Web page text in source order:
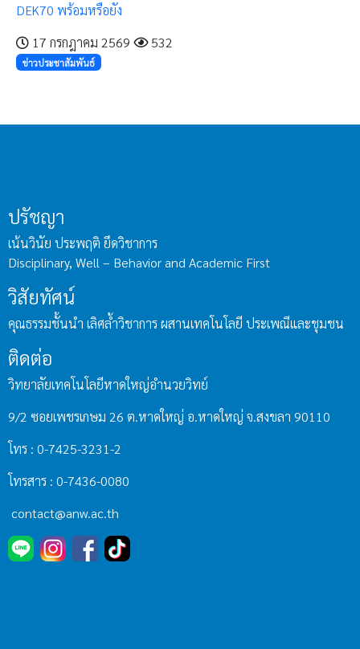
DEK70 พร้อมหรือยัง
17 กรกฎาคม 2569
532
ข่าวประชาสัมพันธ์
ปรัชญา
เน้นวินัย ประพฤติ ยึดวิชาการ
Disciplinary, Well – Behavior and Academic First
วิสัยทัศน์
คุณธรรมชั้นนำ เลิศล้ำวิชาการ ผสานเทคโนโลยี ประเพณีและชุมชน
ติดต่อ
วิทยาลัยเทคโนโลยีหาดใหญ่อำนวยวิทย์
9/2 ซอยเพชรเกษม 26 ต.หาดใหญ่ อ.หาดใหญ่ จ.สงขลา 90110
โทร : 0-7425-3231-2
โทรสาร : 0-7436-0080
contact@anw.ac.th